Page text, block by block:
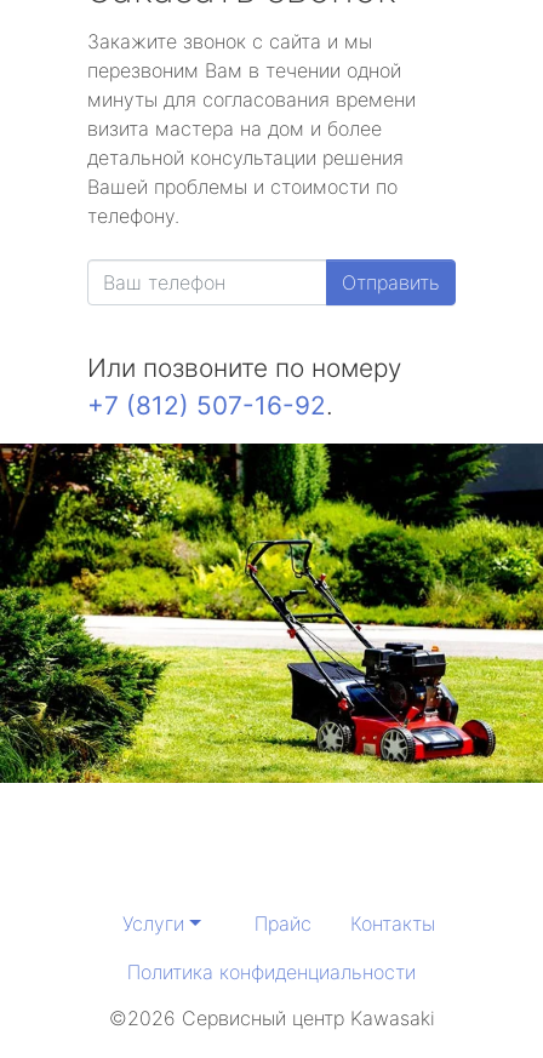
Закажите звонок с сайта и мы
перезвоним Вам в течении одной
минуты для согласования времени
визита мастера на дом и более
детальной консультации решения
Вашей проблемы и стоимости по
телефону.
Отправить
Или позвоните по номеру
+7 (812) 507-16-92.
Услуги Прайс
Контакты
Политика конфиденциальности
©2026 Сервисный центр Kawasaki